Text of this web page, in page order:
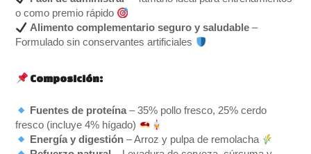
o como premio rápido
Alimento complementario seguro y saludable –
Formulado sin conservantes artificiales
Composición:
Fuentes de proteína– 35% pollo fresco, 25% cerdo
fresco (incluye 4% hígado)
Energía y digestión – Arroz y pulpa de remolacha